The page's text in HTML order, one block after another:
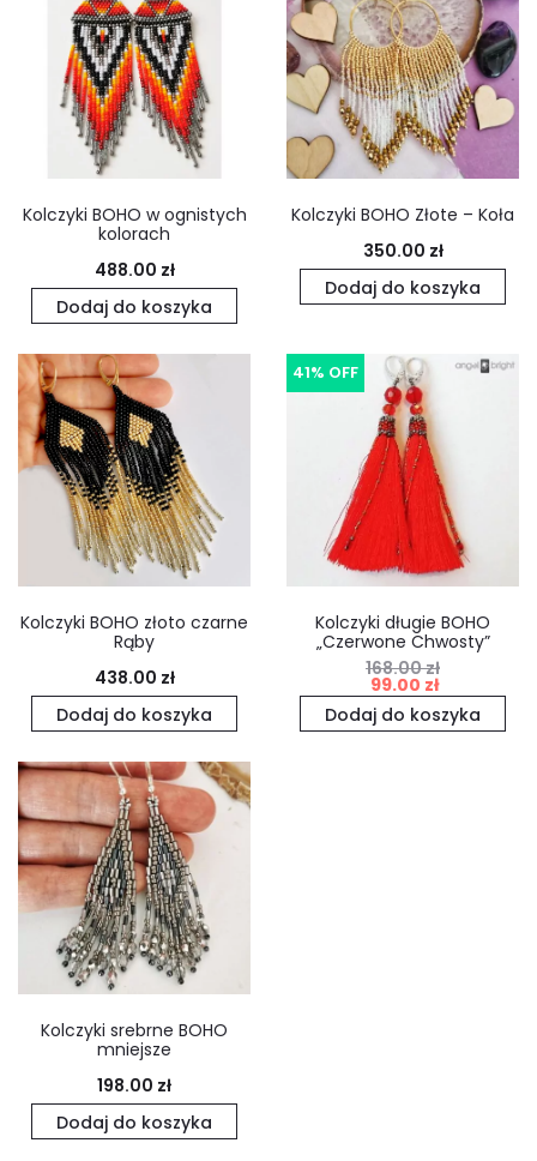
Kolczyki BOHO w ognistych
kolorach
488.00 zł
Dodaj do koszyka
Kolczyki BOHO Złote – Koła
350.00 zł
Dodaj do koszyka
Kolczyki BOHO złoto czarne
Rąby
438.00 zł
Dodaj do koszyka
41% OFF
Kolczyki długie BOHO
„Czerwone Chwosty”
168.00zł
Pierwotna
cena
99.00 zł
Aktualna
cena
Dodaj do koszyka
Kolczyki srebrne BOHO
mniejsze
198.00 zł
Dodaj do koszyka